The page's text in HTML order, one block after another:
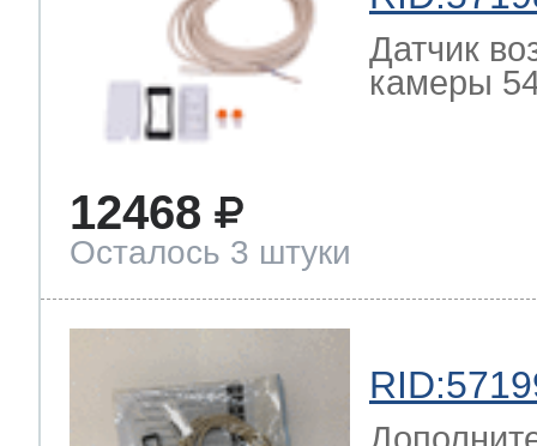
Датчик
камеры
12468
Осталось 3 штуки